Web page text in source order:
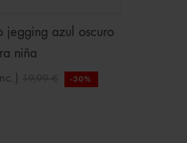
jegging azul oscuro
niña
19,99 € -30%